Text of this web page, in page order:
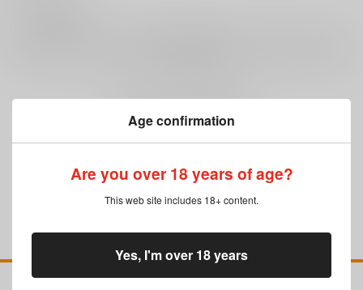
Age confirmation
Are you over 18 years of age?
This web site includes 18+ content.
Yes, I'm over 18 years